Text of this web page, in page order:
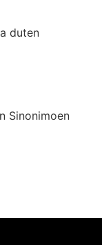
duten
Sinonimoen